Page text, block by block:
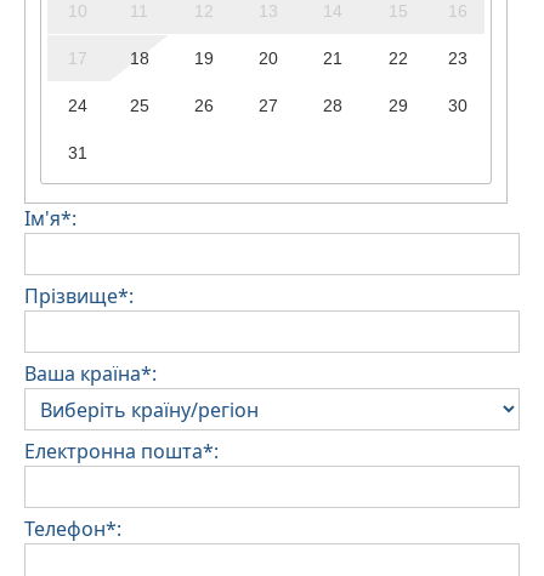
10 11 12 13 14 15 16
17 18 19 20 21 22 23
24 25 26 27 28 29 30
31
Ім'я*:
Прізвище*:
Ваша країна*:
Електронна пошта*:
Телефон*: